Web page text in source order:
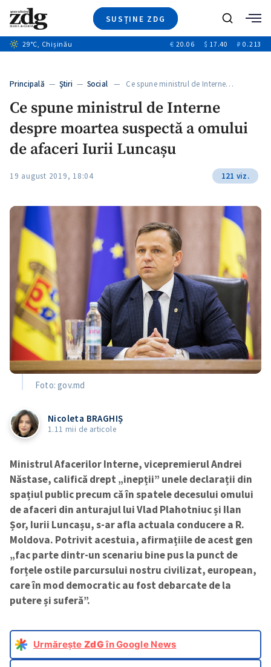
SUSȚINE ZDG
Ştiri
+4
Video
Special
Blog
Caută
29°C, Chișinău € 20.06 $ 17.40 ₽ 0.213
Principală — Ştiri — Social — Ce spune ministrul de Interne…
Ce spune ministrul de Interne
despre moartea suspectă a omului
de afaceri Iurii Luncașu
19 august 2019, 18:04 121 viz.
Foto: gov.md
Nicoleta BRAGHIȘ
1.11 mii de articole
Ministrul Afacerilor Interne, vicepremierul Andrei
Năstase, califică drept „inepții” unele declarații din
spațiul public precum că în spatele decesului omului
de afaceri din anturajul lui Vlad Plahotniuc și Ilan
Șor, Iurii Luncașu, s-ar afla actuala conducere a R.
Moldova. Potrivit acestuia, afirmațiile de acest gen
„fac parte dintr-un scenariu bine pus la punct de
forțele ostile parcursului nostru civilizat, european,
care în mod democratic au fost debarcate de la
putere și suferă”.
Urmărește ZdGîn Google News